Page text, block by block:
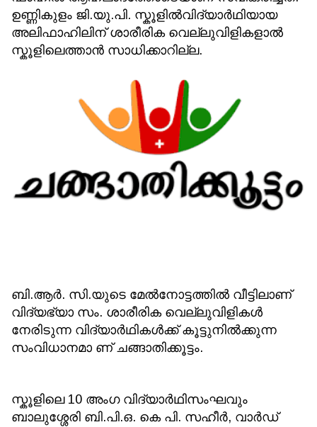
ഉണ്ണികുളം ജി.യു.പി. സ്കൂളിൽവിദ്യാർഥിയായ
അലിഫാഹിലിന്‌ ശാരീരിക വെല്ലുവിളികളാൽ
സ്കൂളിലെത്താൻ സാധിക്കാറില്ല.
ബി.ആർ. സി.യുടെ മേൽനോട്ടത്തിൽ വീട്ടിലാണ്‌
വിദ്യഭ്യാ സം. ശാരീരിക വെല്ലുവിളികൾ
നേരിടുന്ന വിദ്യാർഥികൾക്ക്‌ കൂട്ടുനിൽക്കുന്ന
സംവിധാനമാ ണ്‌ ചങ്ങാതിക്കൂട്ടം.
സ്കൂളിലെ 10 അംഗ വിദ്യാർഥിസംഘവും
ബാലുശ്ശേരി ബി.പി.ഒ. കെ പി. സഹീർ, വാർഡ്‌